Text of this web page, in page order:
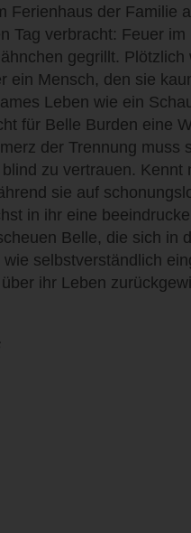
Ferienhaus der Familie
Tag verbracht: Feuer im
gegrillt. Plötzlich
ein Mensch, den sie
Leben wie ein
für Belle Burden eine
der Trennung muss
zu vertrauen. Kennt
sie auf
in ihr eine
Belle, die sich in
selbstverständlich
ihr Leben